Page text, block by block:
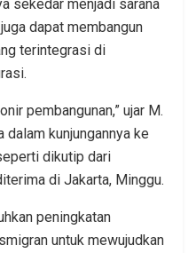
sekedar menjadi sarana
dapat membangun
terintegrasi di
pembangunan,” ujar M.
dalam kunjungannya ke
dikutip dari
di Jakarta, Minggu.
peningkatan
untuk mewujudkan